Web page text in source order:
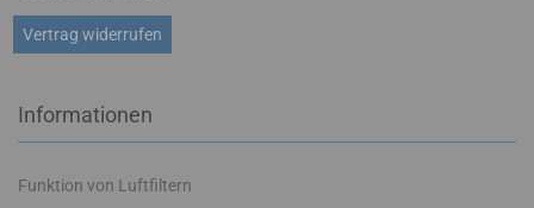
Vertrag widerrufen
Informationen
Funktion von Luftfiltern